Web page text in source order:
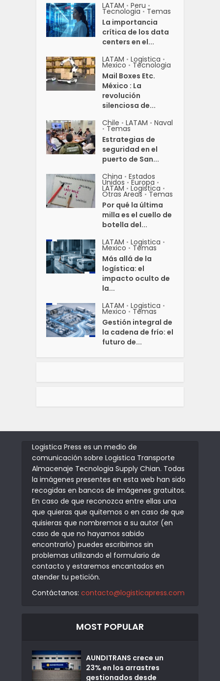
LATAM • Peru •
Tecnologia • Temas
La importancia
crítica de los data
centers en el...
LATAM • Logistica •
Mexico • Tecnologia
Mail Boxes Etc.
México : La
revolución
silenciosa de...
Chile • LATAM • Naval
• Temas
Estrategias de
seguridad en el
puerto de San...
China • Estados
Unidos • Europa •
LATAM • Logistica •
Otras Areas • Temas
Por qué la última
milla es el cuello de
botella del...
LATAM • Logistica •
Mexico • Temas
Más allá de la
logística: el
impacto oculto de
la...
LATAM • Logistica •
Mexico • Temas
Gestión integral de
la cadena de frío: el
futuro de...
Logistica Press es un medio de
comunicación sobre Logistica Transporte
Almacenaje Tecnologia Supply Chian. Todas
la imágenes presentes en esta web han sido
recogidas en bancos de imágenes gratuitos.
En caso de que reconozca entre ellas una
que quieras que quitemos o en caso de que
quisieras que nombremos a su autor (en
caso de que no hayamos sabido
encontrarlo) puedes escribirnos sin
problemas utilizando el formulario de
contacto y estaremos encantados en
atender tu petición.
Contáctanos: contacto@logisticapress.com
MOST POPULAR
AUNDITRANS crece un
23% en los arrastres
gestionados desde